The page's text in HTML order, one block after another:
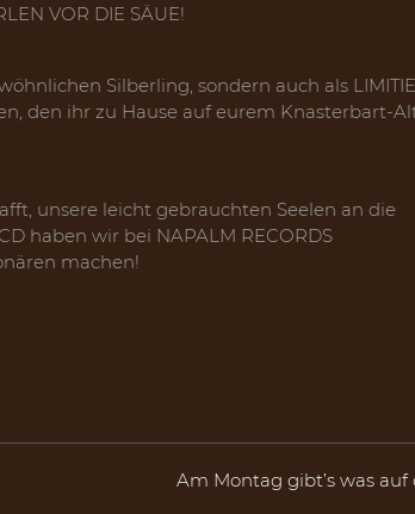
VOR DIE SÄUE!
Silberling, sondern auch als
den ihr zu Hause auf eurem Knasterbart-
unsere leicht gebrauchten Seelen an die
haben wir bei NAPALM RECORDS
machen!
Am Montag gibt’s was